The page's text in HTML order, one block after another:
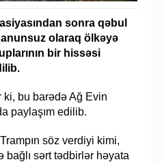
sonra qəbul
olaraq ölkəyə
bir hissəsi
ki, bu barədə Ağ Evin
paylaşım edilib.
söz verdiyi kimi,
sərt tədbirlər həyata